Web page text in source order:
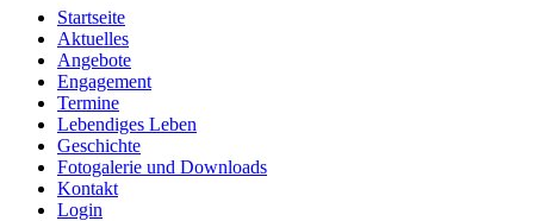
Startseite
Aktuelles
Angebote
Engagement
Termine
Lebendiges Leben
Geschichte
Fotogalerie und Downloads
Kontakt
Login